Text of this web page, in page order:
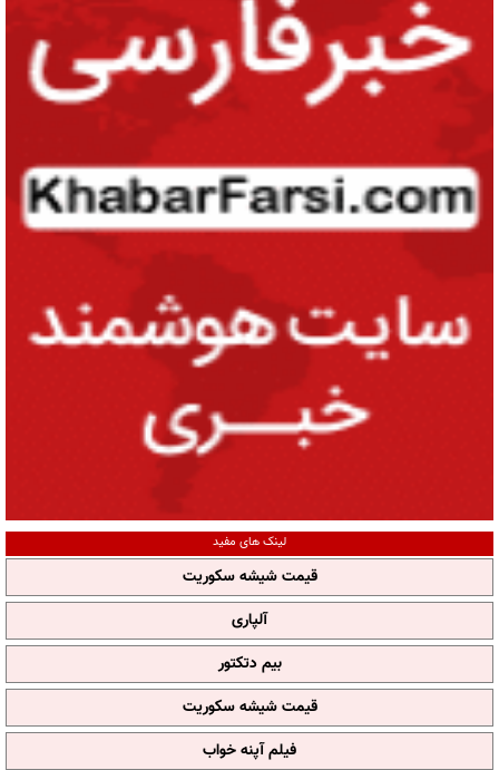
لینک های مفید
قیمت شیشه سکوریت
آلپاری
بیم دتکتور
قیمت شیشه سکوریت
فیلم آپنه خواب